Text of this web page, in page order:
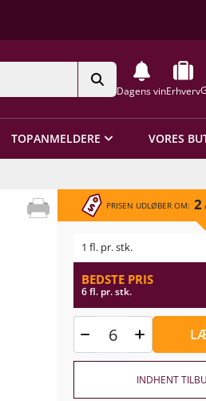
Dagens vinErhverv
TOPANMELDERE VORES
PRISEN UDLØBER OM: 2
1 fl. pr. stk.
BEDSTE PRIS
6 fl. pr. stk.
INDHENT